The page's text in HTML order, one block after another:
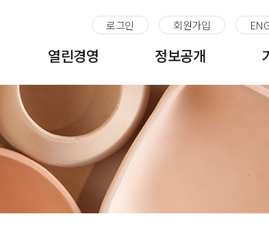
로그인 회원가입
열린경영 정보공개